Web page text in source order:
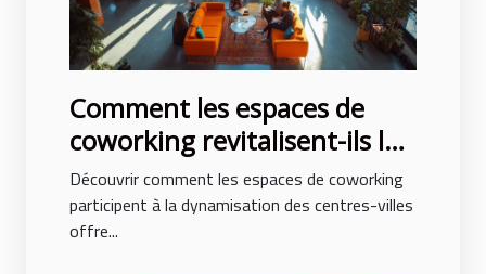
Comment les espaces de
coworking revitalisent-ils les
centres-villes ?
Découvrir comment les espaces de coworking
participent à la dynamisation des centres-villes
offre...